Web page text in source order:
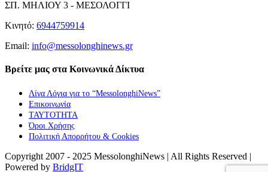
ΣΠ. ΜΗΛΙΟΥ 3 - ΜΕΣΟΛΟΓΓΙ
Κινητό: 6944759914
Email: info@messolonghinews.gr
Βρείτε μας στα Κοινωνικά Δίκτυα
Λίγα Λόγια για το “MessolonghiNews”
Επικοινωνία
ΤΑΥΤΟΤΗΤΑ
Όροι Χρήσης
Πολιτική Απορρήτου & Cookies
Copyright 2007 - 2025 MessolonghiNews | All Rights Reserved |
Powered by BridgIT